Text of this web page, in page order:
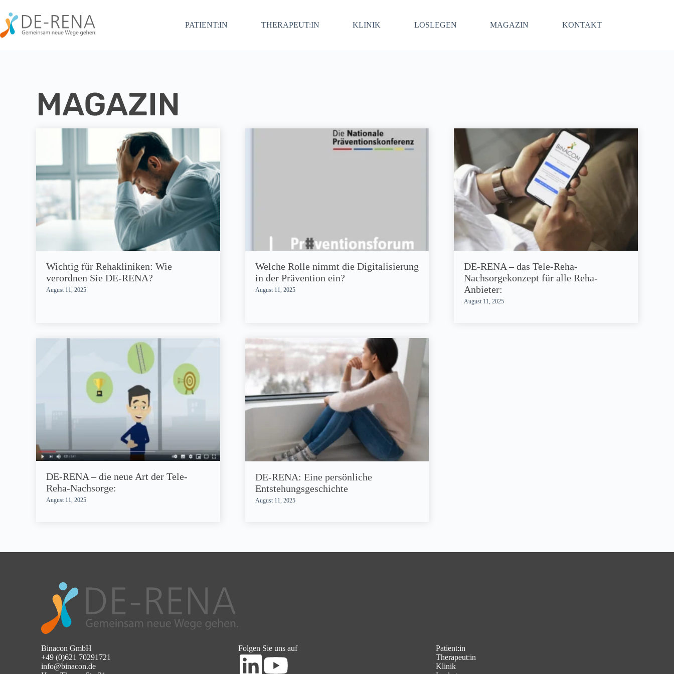
PATIENT:IN THERAPEUT:IN KLINIK LOSLEGEN MAGAZIN KONTAKT
MAGAZIN
Wichtig für Rehakliniken: Wie
verordnen Sie DE-RENA?
August 11, 2025
Welche Rolle nimmt die Digitalisierung
in der Prävention ein?
August 11, 2025
DE-RENA – das Tele-Reha-
Nachsorgekonzept für alle Reha-
Anbieter:
August 11, 2025
DE-RENA – die neue Art der Tele-
Reha-Nachsorge:
August 11, 2025
DE-RENA: Eine persönliche
Entstehungsgeschichte
August 11, 2025
Binacon GmbH
+49 (0)621 70291721
info@binacon.de
Folgen Sie uns auf
Patient:in
Therapeut:in
Klinik